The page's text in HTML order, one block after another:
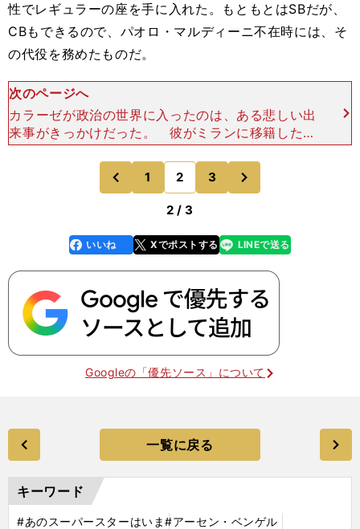
性でレギュラーの座を手に入れた。もともとはSBだが、
CBもできるので、パオロ・マルディーニ不在時には、そ
の代役を務めたものだ。
次のページへ
カラーゼが政治の世界に入ったのは、ある悲しい出
来事がきっかけだった。 彼がミランに移籍した１
年目の2001年、ジョージアで医大に通っていた弟
のレヴァンが、警官のふりをした２人の男に誘拐さ
れたのだ。犯
前
のページへ
1 2 3
2 / 3
faceboo
k
いいね Xでポストする
line LINEで送る
Googleの「優先ソース」について
一覧に戻る
キーワード
#あのスーパースターはいま#アーセン・ベンゲル